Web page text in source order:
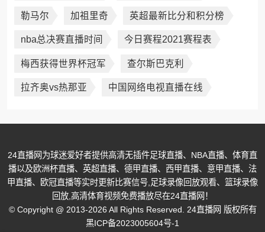
勒马尔 加祖里奇 英超最新比分和积分榜
nba总决赛直播时间 今日赛程2021赛程表
梅西获得世界杯冠军 查尔斯巴克利
拉齐奥vs热那亚 中国网络电视直播在线
24直播网为球迷爱好者提供高清无插件足球直播、NBA直播、体育直
播以及欧洲杯直播、英超直播、德甲直播、西甲直播、意甲直播、法
甲直播、欧冠直播等实时更新比赛信号,足球录像回放观看、篮球录像
回放,高清体育视频免费播放尽在24直播网！
© Copyright @ 2013-2026 All Rights Reserved. 24直播网 版权所有
黑ICP备2023005604号-1